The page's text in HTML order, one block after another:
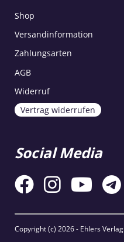
Shop
Versandinformation
Zahlungsarten
AGB
Widerruf
Vertrag widerrufen
Social Media
Copyright (c) 2026 - Ehlers Verlag